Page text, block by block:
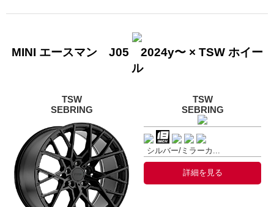
MINI エースマン J05 2024y〜 × TSW ホイー
ル
TSW
SEBRING
TSW
SEBRING
シルバー/ミラーカ...
詳細を見る